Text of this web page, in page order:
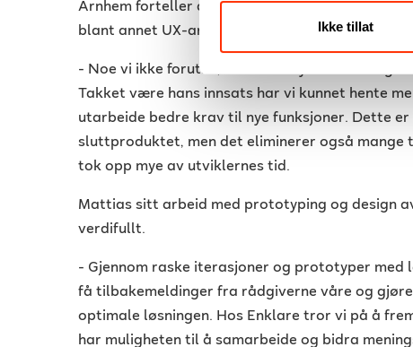
Ikke tillat
Arnhem forteller at den originale planen var at
blant annet UX-arbeid og til Art Director, men
- Noe vi ikke forutså, var hvor mye Mattias også
Takket være hans innsats har vi kunnet hente
utarbeide bedre krav til nye funksjoner. Dette
sluttproduktet, men det eliminerer også mange
tok opp mye av utviklernes tid.
Mattias sitt arbeid med prototyping og design
verdifullt.
- Gjennom raske iterasjoner og prototyper med
få tilbakemeldinger fra rådgiverne våre og
optimale løsningen. Hos Enklare tror vi på å
har muligheten til å samarbeide og bidra